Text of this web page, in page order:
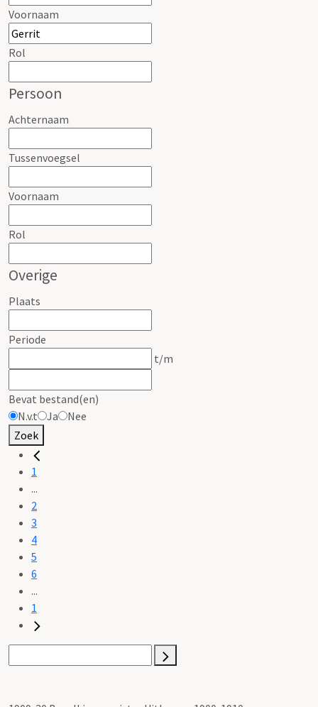
Voornaam
Rol
Persoon
Achternaam
Tussenvoegsel
Voornaam
Rol
Overige
Plaats
Periode
t/m
Bevat bestand(en)
N.v.t
Ja
Nee
Zoek
1
...
2
3
4
5
6
...
1